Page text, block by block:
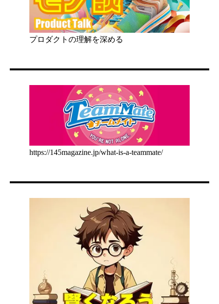
プロダクトの理解を深める
https://145magazine.jp/what-is-a-teammate/